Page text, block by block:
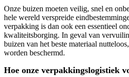
Onze buizen moeten veilig, snel en
hele wereld verspreide
verpakking is dan ook een essentieel
kwaliteitsborging. In geval van
buizen van het beste materiaal
worden beschermd.
Hoe onze verpakkingslogistiek